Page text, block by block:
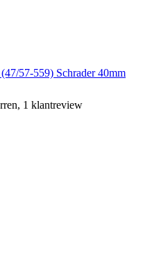
57-559) Schrader 40mm
1 klantreview